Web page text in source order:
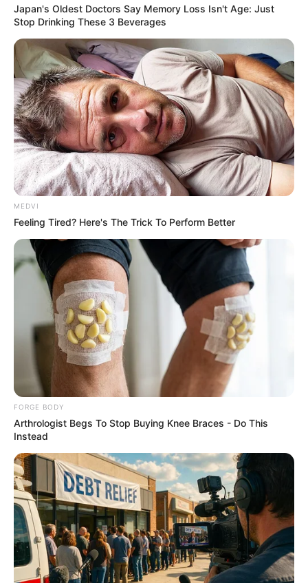
Tropes Hollywood Invented That Have Nothing To Do
With Reality
BRAINBERRIES
Unveiling Hypocrisy: 15 Taboos The Bible
Condemns!
Japan's Oldest Doctors Say Memory Loss Isn't Age: Just
Stop Drinking These 3 Beverages
MEDVI
Feeling Tired? Here's The Trick To Perform Better
FORGE BODY
Arthrologist Begs To Stop Buying Knee Braces - Do This
Instead